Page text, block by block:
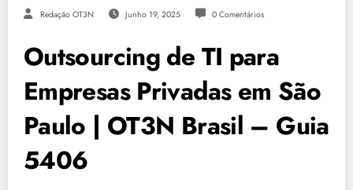
Redação OT3N Junho 19, 2025 0 Comentários
Outsourcing de TI para
Empresas Privadas em São
Paulo | OT3N Brasil – Guia
5406